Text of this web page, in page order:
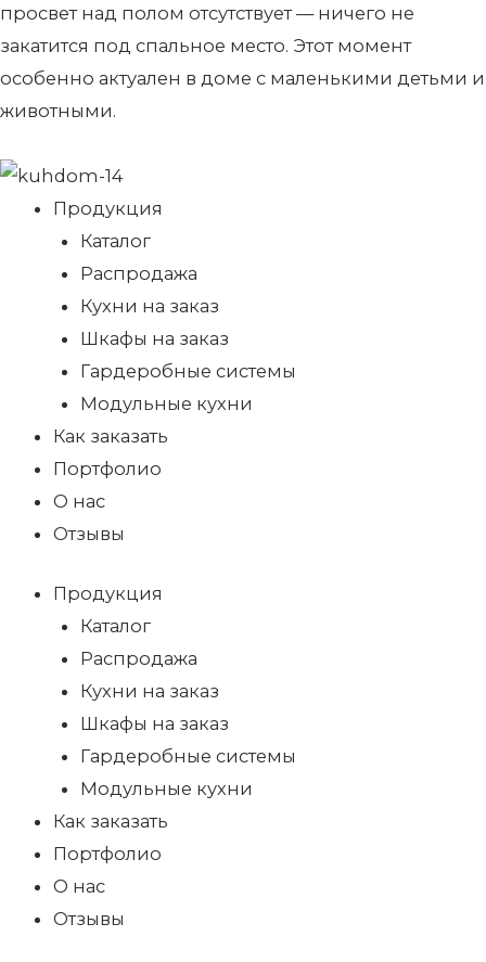
просвет над полом отсутствует — ничего не
закатится под спальное место. Этот момент
особенно актуален в доме с маленькими детьми и
животными.
Продукция
Каталог
Распродажа
Кухни на заказ
Шкафы на заказ
Гардеробные системы
Модульные кухни
Как заказать
Портфолио
О нас
Отзывы
Продукция
Каталог
Распродажа
Кухни на заказ
Шкафы на заказ
Гардеробные системы
Модульные кухни
Как заказать
Портфолио
О нас
Отзывы